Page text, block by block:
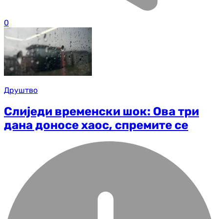
0
Друштво
Слиједи временски шок: Ова три
дана доносе хаос, спремите се